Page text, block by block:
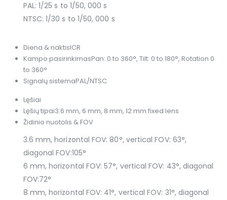
PAL: 1/25 s to 1/50, 000 s
NTSC: 1/30 s to 1/50, 000 s
Diena & naktisICR
Kampo pasirinkimasPan: 0 to 360°, Tilt: 0 to 180°, Rotation 0
to 360°
Signalų sistemaPAL/NTSC
Lęšiai
Lęšių tipai3.6 mm, 6 mm, 8 mm, 12 mm fixed lens
Židinio nuotolis & FOV
3.6 mm, horizontal FOV: 80°, vertical FOV: 63°,
diagonal FOV:105°
6 mm, horizontal FOV: 57°, vertical FOV: 43°, diagonal
FOV:72°
8 mm, horizontal FOV: 41°, vertical FOV: 31°, diagonal